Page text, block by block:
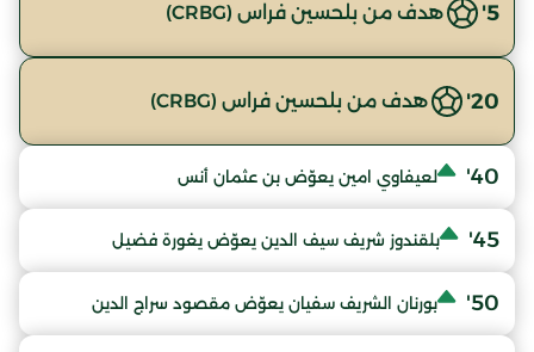
5' هدف من بلحسين فراس (CRBG)
20' هدف من بلحسين فراس (CRBG)
40' لعيفاوي امين يعوّض بن عثمان أنس
45' بلقندوز شريف سيف الدين يعوّض يغورة فضيل
50' بورنان الشريف سفيان يعوّض مقصود سراج الدين